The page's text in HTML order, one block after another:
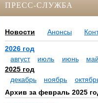
ПРЕСС-СЛУЖБА
Новости Анонсы
2026 год
август
июль июнь май
2025 год
декабрь
ноябрь
Архив за февраль 2025